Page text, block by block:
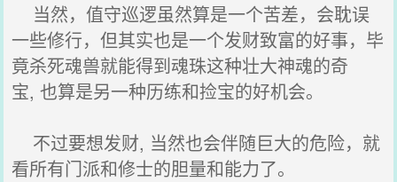
当然，值守巡逻虽然算是一个苦差，会耽误
一些修行，但其实也是一个发财致富的好事，毕
竟杀死魂兽就能得到魂珠这种壮大神魂的奇
宝, 也算是另一种历练和捡宝的好机会。
不过要想发财, 当然也会伴随巨大的危险，就
看所有门派和修士的胆量和能力了。